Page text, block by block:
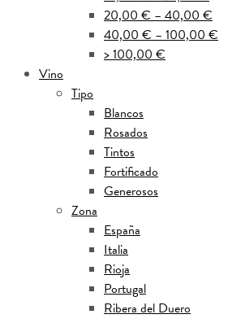
20,00 € – 40,00 €
40,00 € – 100,00 €
> 100,00 €
Vino
Tipo
Blancos
Rosados
Tintos
Fortificado
Generosos
Zona
España
Italia
Rioja
Portugal
Ribera del Duero